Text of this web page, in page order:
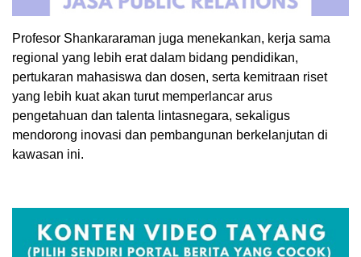
Profesor Shankararaman juga menekankan, kerja sama
regional yang lebih erat dalam bidang pendidikan,
pertukaran mahasiswa dan dosen, serta kemitraan riset
yang lebih kuat akan turut memperlancar arus
pengetahuan dan talenta lintasnegara, sekaligus
mendorong inovasi dan pembangunan berkelanjutan di
kawasan ini.